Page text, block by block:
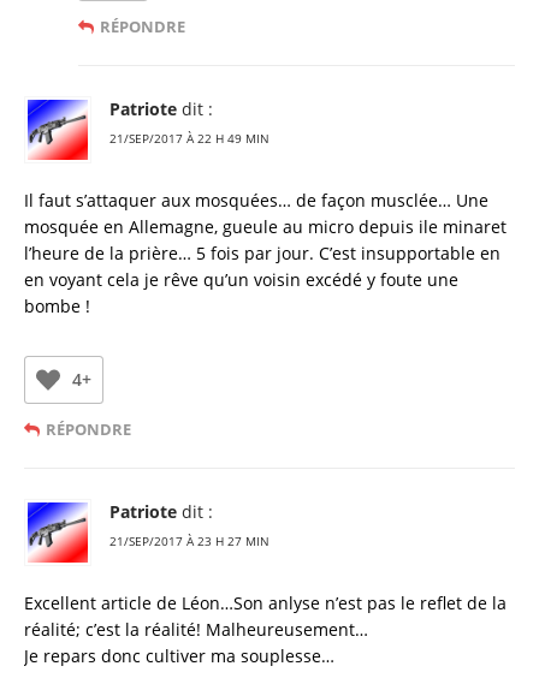
RÉPONDRE
Patriote dit :
21/SEP/2017 À 22 H 49 MIN
Il faut s’attaquer aux mosquées… de façon musclée… Une
mosquée en Allemagne, gueule au micro depuis ile minaret
l’heure de la prière… 5 fois par jour. C’est insupportable en
en voyant cela je rêve qu’un voisin excédé y foute une
bombe !
4+
RÉPONDRE
Patriote dit :
21/SEP/2017 À 23 H 27 MIN
Excellent article de Léon…Son anlyse n’est pas le reflet de la
réalité; c’est la réalité! Malheureusement…
Je repars donc cultiver ma souplesse…